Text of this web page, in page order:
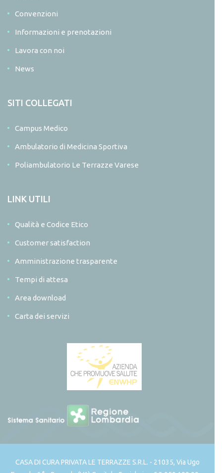
Convenzioni
Informazioni e prenotazioni
Lavora con noi
News
SITI COLLEGATI
Campus Medico
Ambulatorio di Medicina Sportiva
Poliambulatorio Le Terrazze Varese
LINK UTILI
Qualità e Codice Etico
Customer satisfaction
Amministrazione trasparente
Tempi di attesa
Area download
Carta dei servizi
CASA DI CURA PRIVATA LE TERRAZZE S.R.L. - 21035, Via Ugo